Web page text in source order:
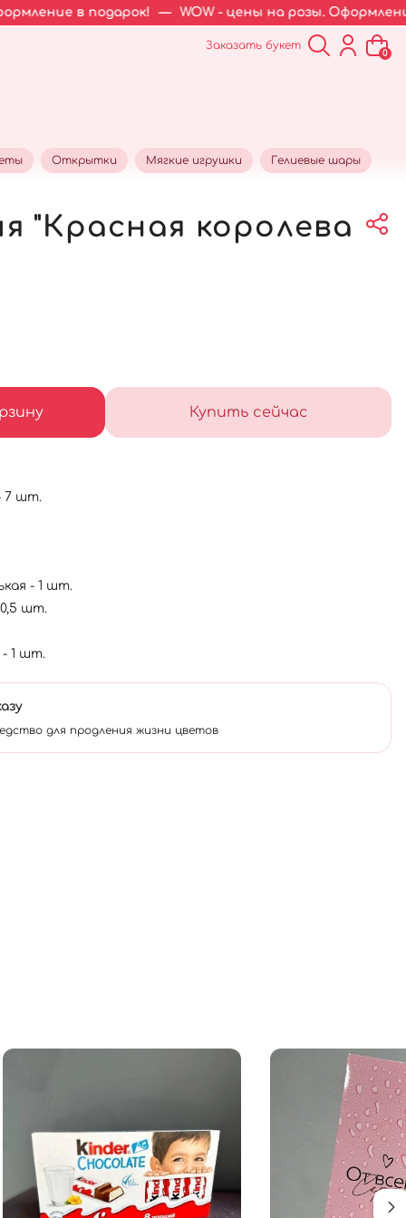
— WOW - цены на розы. Оформление в
Заказать букет
0
Открытки Мягкие игрушки Гелиевые шары
"Красная королева
Купить сейчас
7 шт.
- 1 шт.
0,5 шт.
1 шт.
для продления жизни цветов